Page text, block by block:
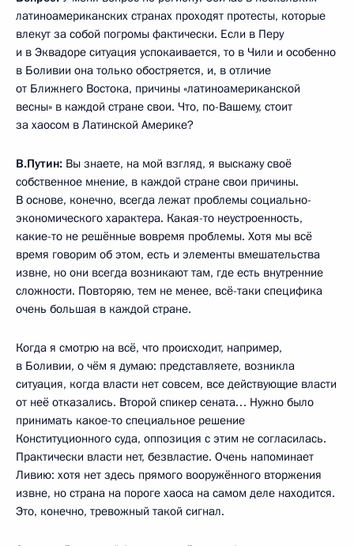
латиноамериканских странах проходят протесты, которые
влекут за собой погромы фактически. Если в Перу
и в Эквадоре ситуация успокаивается, то в Чили и особенно
в Боливии она только обостряется, и, в отличие
от Ближнего Востока, причины «латиноамериканской
весны» в каждой стране свои. Что, по-Вашему, стоит
за хаосом в Латинской Америке?
В.Путин: Вы знаете, на мой взгляд, я выскажу своё
собственное мнение, в каждой стране свои причины.
В основе, конечно, всегда лежат проблемы социально-
экономического характера. Какая-то неустроенность,
какие-то не решённые вовремя проблемы. Хотя мы всё
время говорим об этом, есть и элементы вмешательства
извне, но они всегда возникают там, где есть внутренние
сложности. Повторяю, тем не менее, всё-таки специфика
очень большая в каждой стране.
Когда я смотрю на всё, что происходит, например,
в Боливии, о чём я думаю: представляете, возникла
ситуация, когда власти нет совсем, все действующие власти
от неё отказались. Второй спикер сената… Нужно было
принимать какое-то специальное решение
Конституционного суда, оппозиция с этим не согласилась.
Практически власти нет, безвластие. Очень напоминает
Ливию: хотя нет здесь прямого вооружённого вторжения
извне, но страна на пороге хаоса на самом деле находится.
Это, конечно, тревожный такой сигнал.